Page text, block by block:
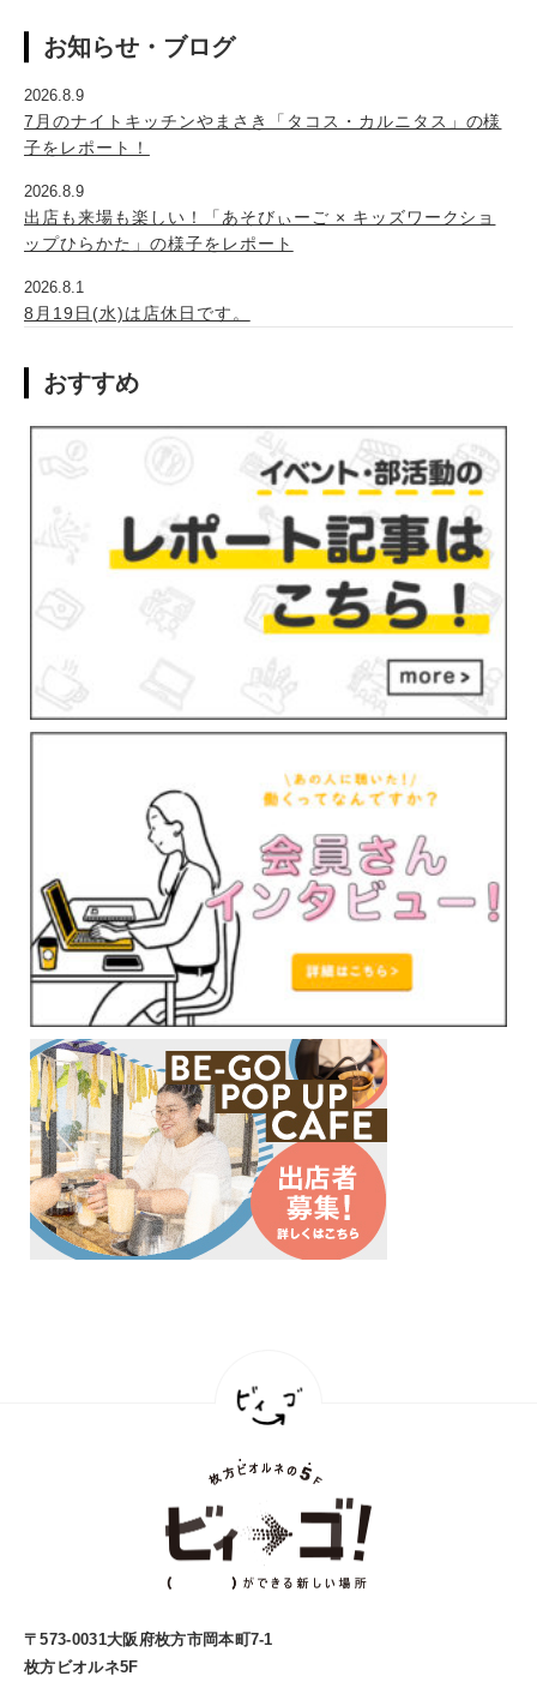
お知らせ・ブログ
2026.8.9
7月のナイトキッチンやまさき「タコス・カルニタス」の様
子をレポート！
2026.8.9
出店も来場も楽しい！「あそびぃーご × キッズワークショ
ップひらかた」の様子をレポート
2026.8.1
8月19日(水)は店休日です。
おすすめ
〒573-0031大阪府枚方市岡本町7-1
枚方ビオルネ5F